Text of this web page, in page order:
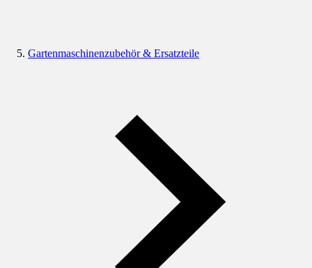
Gartenmaschinenzubehör & Ersatzteile